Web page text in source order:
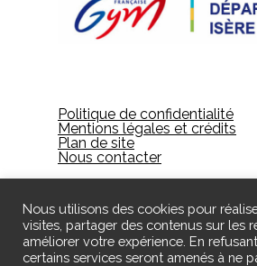
Politique de confidentialité
Mentions légales et crédits
Plan de site
Nous contacter
Nous utilisons des cookies pour
visites, partager des contenus sur les
améliorer votre expérience. En
certains services seront amenés à ne